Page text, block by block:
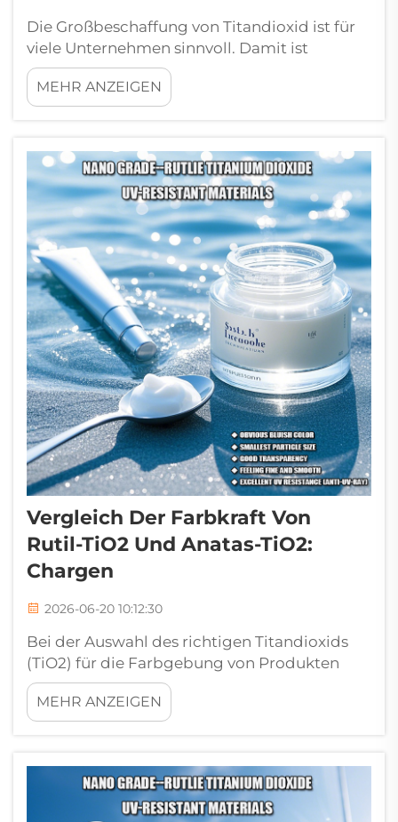
Die Großbeschaffung von Titandioxid ist für
viele Unternehmen sinnvoll. Damit ist
gemeint, große Mengen dieses
Schlüsselmaterials von vertrauenswürdigen
Lieferanten wie Liangjiang zu beziehen.
Titandioxid: Ein großer Vorteil beim Kauf
größerer Mengen Titandioxid ist m...
MEHR ANZEIGEN
Vergleich Der Farbkraft Von
Rutil-TiO2 Und Anatas-TiO2:
Chargen
2026-06-20 10:12:30
Bei der Auswahl des richtigen Titandioxids
(TiO2) für die Farbgebung von Produkten
spielen zwei Haupttypen eine Rolle: Rutil und
Anatas. Bei Liangjiang wissen wir, wie wichtig
es ist, die beste Farbkraft für Ihre
zeichnet sich durch eine hohe Farbkraft aus,
MEHR ANZEIGEN